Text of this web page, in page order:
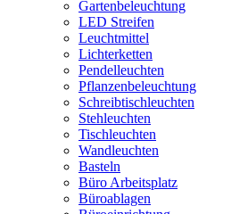
Gartenbeleuchtung
LED Streifen
Leuchtmittel
Lichterketten
Pendelleuchten
Pflanzenbeleuchtung
Schreibtischleuchten
Stehleuchten
Tischleuchten
Wandleuchten
Basteln
Büro Arbeitsplatz
Büroablagen